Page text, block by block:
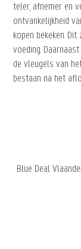
teler, afnemer en
ontvankelijkheid
kopen bekeken.
voeding.
de vleugels van
bestaan na het
Blue Deal